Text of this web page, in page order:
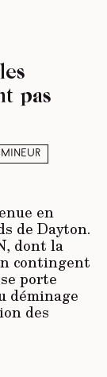
pas
en
de Dayton.
dont la
contingent
porte
déminage
des